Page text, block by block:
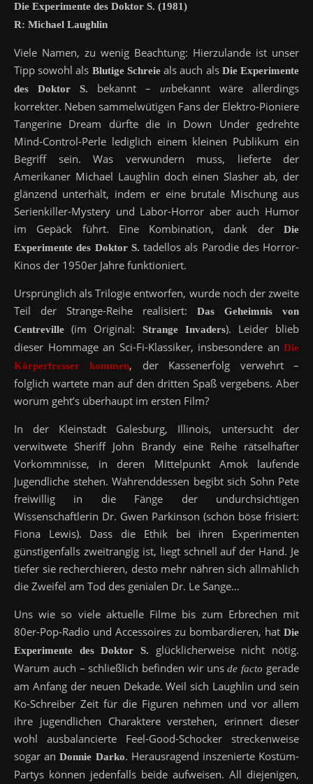
Die Experimente des Doktor S. (1981)
R: Michael Laughlin
Viele Namen, zu wenig Beachtung: Hierzulande ist unser
Tipp sowohl als Blutige Schreieals auch als Die Experimente
des Doktor S.
bekannt – unbekannt wäre allerdings
korrekter. Neben sammelwütigen Fans der Elektro-Pioniere
Tangerine Dream dürfte die in Down Under gedrehte
Mind-Control-Perle lediglich einem kleinen Publikum ein
Begriff sein. Was verwundern muss, lieferte der
Amerikaner Michael Laughlin doch einen Slasher ab, der
glänzend unterhält, indem er eine brutale Mischung aus
Serienkiller-Mystery und Labor-Horror aber auch Humor
im Gepäck führt. Eine Kombination, dank der
Die
Experimente des Doktor S. tadellos als Parodie des Horror-
Kinos der 1950er Jahre funktioniert.
Ursprünglich als Trilogie entworfen, wurde noch der zweite
Teil der Strange-Reihe realisiert:
Das Geheimnis von
Centreville
(im Original: Strange Invaders). Leider blieb
dieser Hommage an Sci-Fi-Klassiker, insbesondere an Die
Körperfresser kommen, der Kassenerfolg verwehrt –
folglich wartete man auf den dritten Spaß vergebens. Aber
worum geht’s überhaupt im ersten Film?
In der Kleinstadt Galesburg, Illinois, untersucht der
verwitwete Sheriff John Brandy eine Reihe rätselhafter
Vorkommnisse, in deren Mittelpunkt Amok laufende
Jugendliche stehen. Währenddessen begibt sich Sohn Pete
freiwillig in die Fänge der undurchsichtigen
Wissenschaftlerin Dr. Gwen Parkinson (schön böse frisiert:
Fiona Lewis). Dass die Ethik bei ihren Experimenten
günstigenfalls zweitrangig ist, liegt schnell auf der Hand. Je
tiefer sie recherchieren, desto mehr nähren sich allmählich
die Zweifel am Tod des genialen Dr. Le Sange…
Uns wie so viele aktuelle Filme bis zum Erbrechen mit
80er-Pop-Radio und Accessoires zu bombardieren, hat Die
Experimente des Doktor S.
glücklicherweise nicht nötig.
Warum auch – schließlich befinden wir unsde facto gerade
am Anfang der neuen Dekade. Weil sich Laughlin und sein
Ko-Schreiber Zeit für die Figuren nehmen und vor allem
ihre jugendlichen Charaktere verstehen, erinnert dieser
wohl ausbalancierte Feel-Good-Schocker streckenweise
sogar anDonnie Darko. Herausragend inszenierte Kostüm-
Partys können jedenfalls beide aufweisen. All diejenigen,